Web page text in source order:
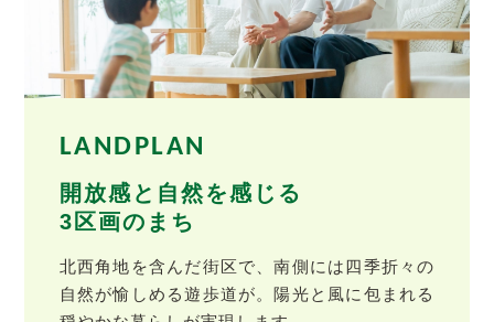
LANDPLAN
開放感と自然を感じる
3区画のまち
北西角地を含んだ街区で、南側には四季折々の
自然が愉しめる遊歩道が。陽光と風に包まれる